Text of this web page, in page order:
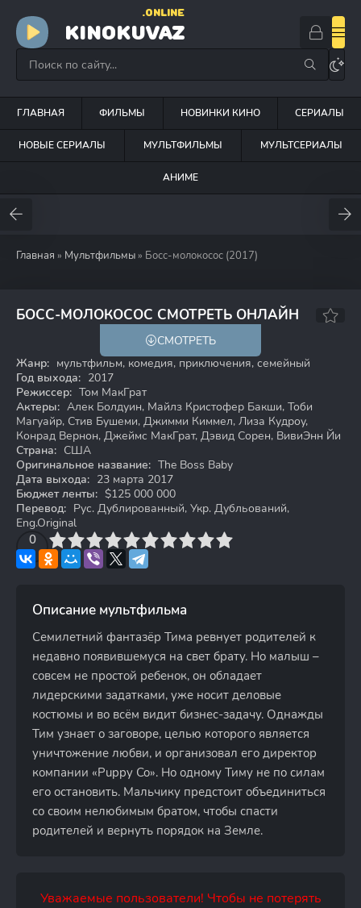
KINOKUVAZ
.ONLINE
ГЛАВНАЯ ФИЛЬМЫ НОВИНКИ КИНО СЕРИАЛЫ
НОВЫЕ СЕРИАЛЫ МУЛЬТФИЛЬМЫ МУЛЬТСЕРИАЛЫ
АНИМЕ
Главная » Мультфильмы » Босс-молокосос (2017)
БОСС-МОЛОКОСОС СМОТРЕТЬ ОНЛАЙН
6.5 6.3
СМОТРЕТЬ
Жанр: мультфильм, комедия, приключения, семейный
Год выхода: 2017
Режиссер: Том МакГрат
Актеры: Алек Болдуин, Майлз Кристофер Бакши, Тоби
Магуайр, Стив Бушеми, Джимми Киммел, Лиза Кудроу,
Конрад Вернон, Джеймс МакГрат, Дэвид Сорен, ВивиЭнн Йи
Страна: США
Оригинальное название: The Boss Baby
Дата выхода: 23 марта 2017
Бюджет ленты: $125 000 000
Перевод: Рус. Дублированный, Укр. Дубльований,
Eng.Original
0
4 6 7 8 9 10
Описание мультфильма
Семилетний фантазёр Тима ревнует родителей к
недавно появившемуся на свет брату. Но малыш –
совсем не простой ребенок, он обладает
лидерскими задатками, уже носит деловые
костюмы и во всём видит бизнес-задачу. Однажды
Тим узнает о заговоре, целью которого является
уничтожение любви, и организовал его директор
компании «Puppy Co». Но одному Тиму не по силам
его остановить. Мальчику предстоит объединиться
со своим нелюбимым братом, чтобы спасти
родителей и вернуть порядок на Земле.
Уважаемые пользователи! Чтобы не потерять